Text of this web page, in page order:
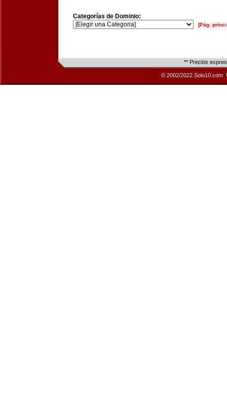
Categorías de Dominio:
[Pág.
** Precios
© 2002/2022 Solo10.com